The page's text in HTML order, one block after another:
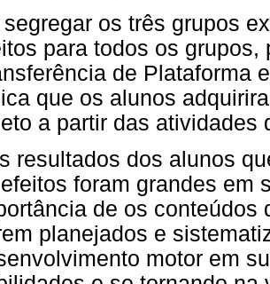
os três grupos
para todos os
de Plataforma
que os alunos
a partir das atividades
resultados dos alunos
foram grandes em
de os
planejados e
motor em